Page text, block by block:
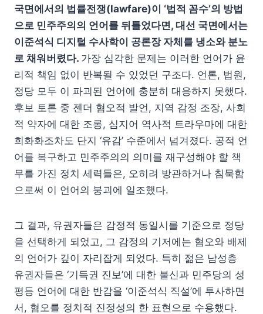
국면에서의 법률전쟁(lawfare)이 ‘법적 꼼수’의 방법
으로 민주주의의 언어를 뒤틀었다면, 대선 국면에서는
이준석식 디지털 수사학이 공론장 자체를 냉소와 분노
로 채워버렸다. 가장 심각한 문제는 이러한 언어가 윤
리적 책임 없이 반복될 수 있었던 구조다. 언론, 법원,
정당 모두 이 파괴된 언어에 충분히 대응하지 못했다.
후보 토론 중 젠더 혐오적 발언, 지역 감정 조장, 사회
적 약자에 대한 조롱, 심지어 역사적 트라우마에 대한
희화화조차도 단지 ‘유감’ 수준에서 넘겨졌다. 공적 언
어를 복구하고 민주주의의 의미를 재구성해야 할 책
무를 가진 정치 세력들은, 오히려 방관하거나 침묵함
으로써 이 언어의 붕괴에 일조했다.
그 결과, 유권자들은 감정적 동일시를 기준으로 정당
을 선택하게 되었고, 그 감정의 기저에는 혐오와 배제
의 언어가 깊이 자리잡게 되었다. 특히 젊은 남성층
유권자들은 ‘기득권 진보’에 대한 불신과 민주당의 성
평등 언어에 대한 반감을 ‘이준석식 직설’에 투사하면
서, 혐오를 정치적 진정성의 한 표현으로 수용했다.